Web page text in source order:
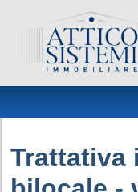
Trattativa